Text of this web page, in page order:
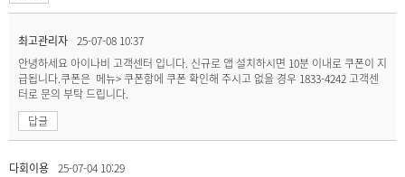
최고관리자 25-07-08 10:37
안녕하세요 아이나비 고객센터 입니다. 신규로 앱 설치하시면 10분 이내로 쿠폰이 지
급됩니다.쿠폰은 메뉴> 쿠폰함에 쿠폰 확인해 주시고 없을 경우 1833-4242 고객센
터로 문의 부탁 드립니다.
답글
다회이용 25-07-04 10:29